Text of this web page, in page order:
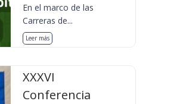
En el marco de las
Carreras de...
Leer más
XXXVI
Conferencia